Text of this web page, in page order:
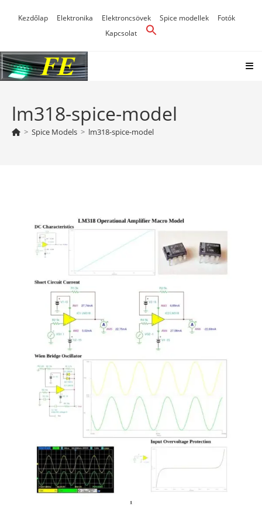
Kezdőlap Elektronika Elektroncsövek Spice modellek
Fotók
Kapcsolat
lm318-spice-model
> Spice Models > lm318-spice-model